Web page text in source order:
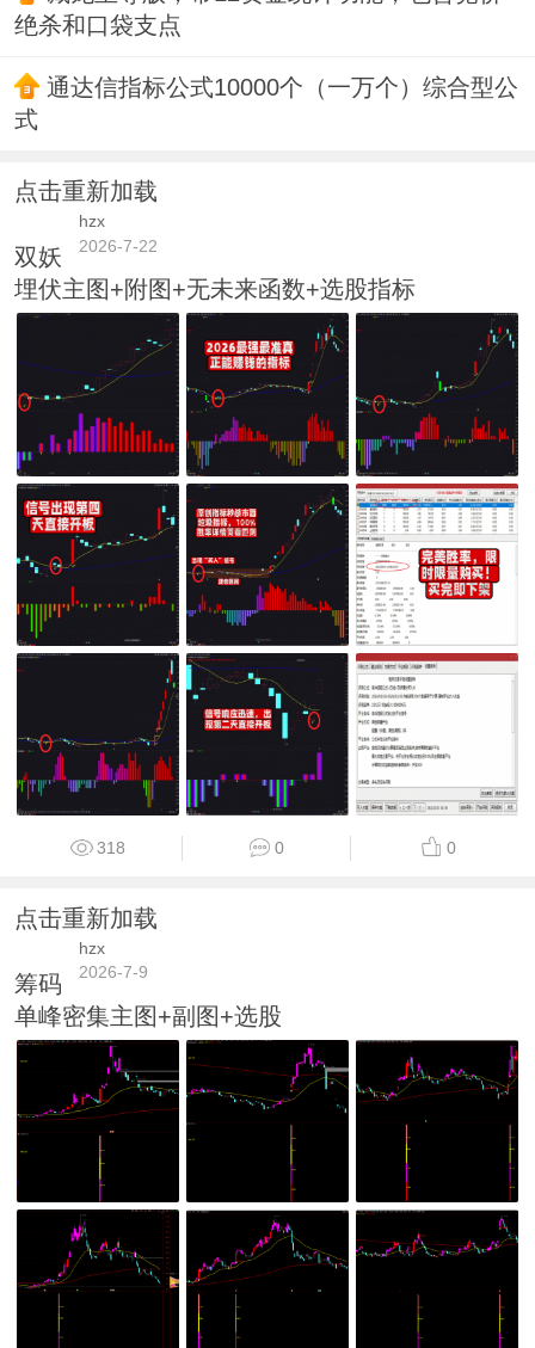
绝杀和口袋支点
通达信指标公式10000个（一万个）综合型公
式
点击重新加载
hzx
2026-7-22
双妖
埋伏主图+附图+无未来函数+选股指标
318 0 0
点击重新加载
hzx
2026-7-9
筹码
单峰密集主图+副图+选股